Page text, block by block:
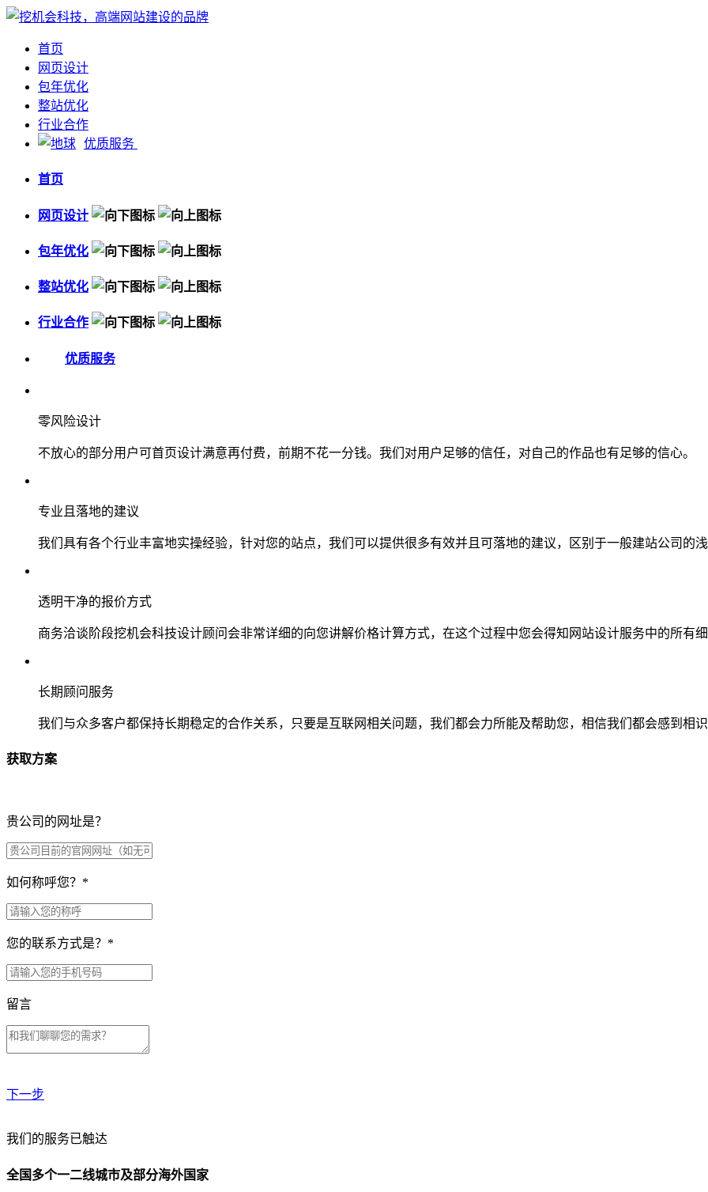
首页
网页设计
包年优化
整站优化
行业合作
优质服务
首页
网页设计
包年优化
整站优化
行业合作
优质服务
零风险设计
不放心的部分用户可首页设计满意再付费，前期不花一分钱。我们对用户足够的信任，对自己的作品也有足够的信心。
专业且落地的建议
我们具有各个行业丰富地实操经验，针对您的站点，我们可以提供很多有效并且可落地的建议，区别于一般建站公司的
透明干净的报价方式
商务洽谈阶段挖机会科技设计顾问会非常详细的向您讲解价格计算方式，在这个过程中您会得知网站设计服务中的所有
长期顾问服务
我们与众多客户都保持长期稳定的合作关系，只要是互联网相关问题，我们都会力所能及帮助您，相信我们都会感到相
获取方案
贵公司的网址是？
如何称呼您？ *
您的联系方式是？ *
留言
下一步
贵公司预算范围是？
我们的服务已触达
全国多个一二线城市及部分海外国家